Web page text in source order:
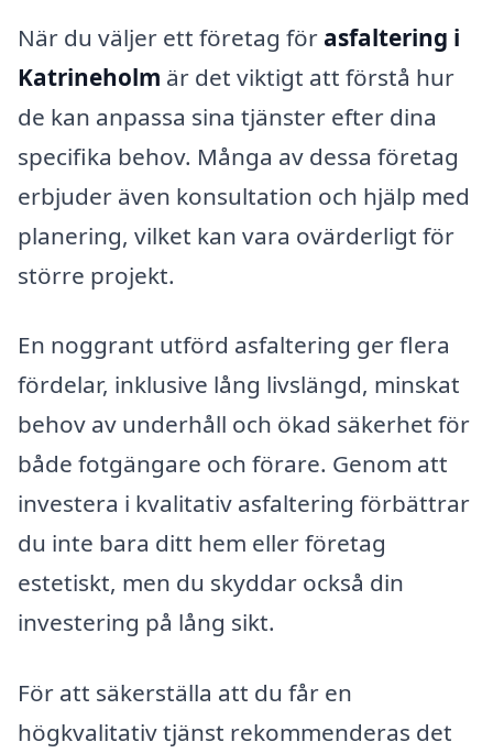
När du väljer ett företag för asfaltering i
Katrineholm är det viktigt att förstå hur
de kan anpassa sina tjänster efter dina
specifika behov. Många av dessa företag
erbjuder även konsultation och hjälp med
planering, vilket kan vara ovärderligt för
större projekt.
En noggrant utförd asfaltering ger flera
fördelar, inklusive lång livslängd, minskat
behov av underhåll och ökad säkerhet för
både fotgängare och förare. Genom att
investera i kvalitativ asfaltering förbättrar
du inte bara ditt hem eller företag
estetiskt, men du skyddar också din
investering på lång sikt.
För att säkerställa att du får en
högkvalitativ tjänst rekommenderas det